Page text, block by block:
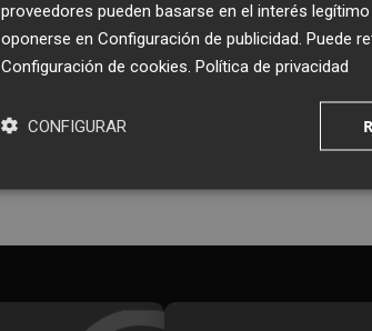
Recibe toda la
Plaza
proveedores pueden basarse en el interés
oponerse en Configuración de publicidad . Puede
Configuración de cookies Política de privacidad
CONFIGURAR